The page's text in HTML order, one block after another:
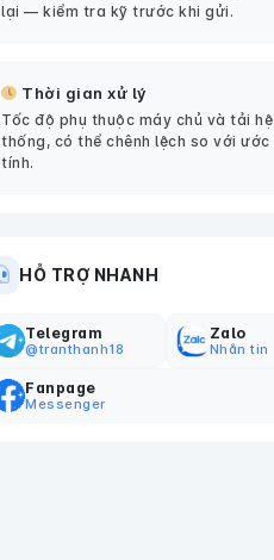
lại — kiểm tra kỹ trước khi gửi.
Thời gian xử lý
Tốc độ phụ thuộc máy chủ và tải hệ
thống, có thể chênh lệch so với ước
tính.
HỖ TRỢ NHANH
Telegram
@tranthanh18
Zalo
Nhắn tin
Fanpage
Messenger